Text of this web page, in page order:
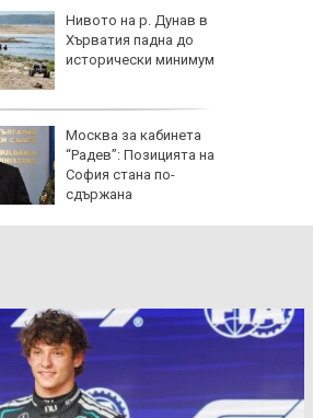
Нивото на р. Дунав в
Хърватия падна до
исторически минимум
Москва за кабинета
“Радев”: Позицията на
София стана по-
сдържана